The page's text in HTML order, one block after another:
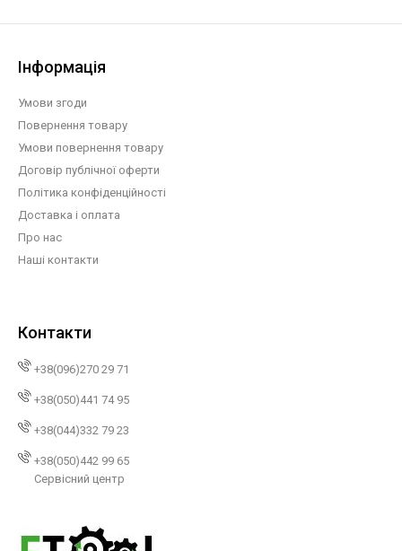
Інформація
Умови згоди
Повернення товару
Умови повернення товару
Договір публічної оферти
Політика конфіденційності
Доставка і оплата
Про нас
Наші контакти
Контакти
+38(096)270 29 71
+38(050)441 74 95
+38(044)332 79 23
+38(050)442 99 65
Сервісний центр